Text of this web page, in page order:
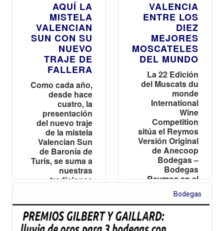
AQUÍ LA
MISTELA
VALENCIAN
SUN CON SU
NUEVO
TRAJE DE
FALLERA
Como cada año,
desde hace
cuatro, la
presentación
del nuevo traje
de la mistela
Valencian Sun
de Baronía de
Turís, se suma a
nuestras
tradiciones
VALENCIA
ENTRE LOS
DIEZ
MEJORES
MOSCATELES
DEL MUNDO
La 22 Edición
del Muscats du
monde
International
Wine
Competition
sitúa el Reymos
Versión Original
de Anecoop
Bodegas –
Bodegas
Reymos en el
TOP 10 de
moscateles del
Mundo
Bodegas